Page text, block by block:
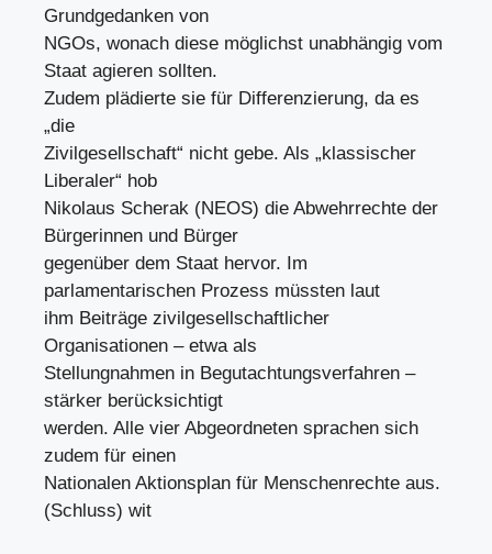
Grundgedanken von
NGOs, wonach diese möglichst unabhängig vom
Staat agieren sollten.
Zudem plädierte sie für Differenzierung, da es
„die
Zivilgesellschaft“ nicht gebe. Als „klassischer
Liberaler“ hob
Nikolaus Scherak (NEOS) die Abwehrrechte der
Bürgerinnen und Bürger
gegenüber dem Staat hervor. Im
parlamentarischen Prozess müssten laut
ihm Beiträge zivilgesellschaftlicher
Organisationen – etwa als
Stellungnahmen in Begutachtungsverfahren –
stärker berücksichtigt
werden. Alle vier Abgeordneten sprachen sich
zudem für einen
Nationalen Aktionsplan für Menschenrechte aus.
(Schluss) wit